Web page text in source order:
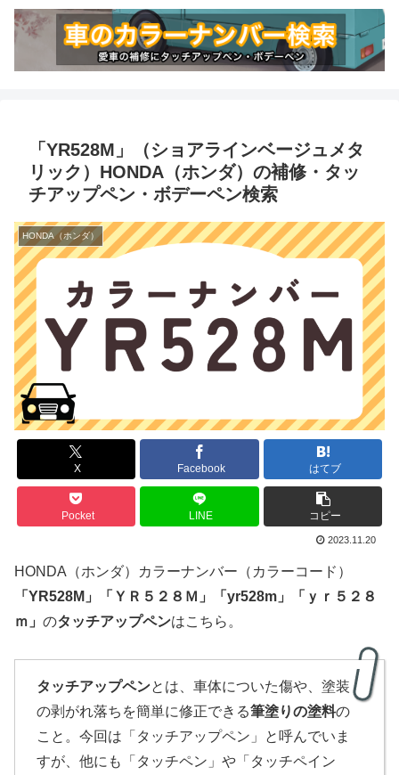
「YR528M」（ショアラインベージュメタ
リック）HONDA（ホンダ）の補修・タッ
チアップペン・ボデーペン検索
HONDA（ホンダ）
X Facebook はてブ
Pocket LINE コピー
2023.11.20
HONDA（ホンダ）カラーナンバー（カラーコード）
「 YR528M 」 「ＹＲ５２８Ｍ」
「yr528m」「ｙｒ５２８
ｍ」 のタッチアップペンはこちら。
タッチアップペンとは、車体についた傷や、塗装
の剥がれ落ちを簡単に修正できる筆塗りの塗料の
こと。今回は「タッチアップペン」と呼んでいま
すが、他にも「タッチペン」や「タッチペイン